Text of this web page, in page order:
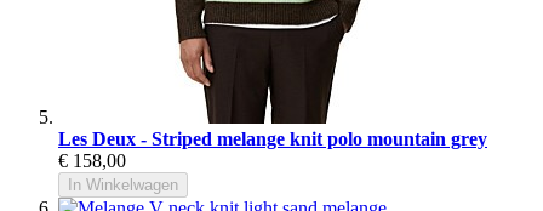
Les Deux - Striped melange knit polo mountain grey
€ 158,00
In Winkelwagen